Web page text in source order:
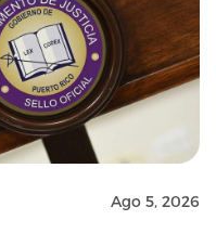
Ago 5, 2026